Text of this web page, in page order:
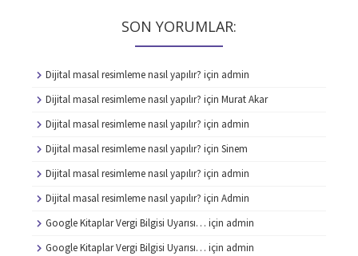
SON YORUMLAR:
Dijital masal resimleme nasıl yapılır? için admin
Dijital masal resimleme nasıl yapılır? için Murat Akar
Dijital masal resimleme nasıl yapılır? için admin
Dijital masal resimleme nasıl yapılır? için Sinem
Dijital masal resimleme nasıl yapılır? için admin
Dijital masal resimleme nasıl yapılır? için Admin
Google Kitaplar Vergi Bilgisi Uyarısı… için admin
Google Kitaplar Vergi Bilgisi Uyarısı… için admin